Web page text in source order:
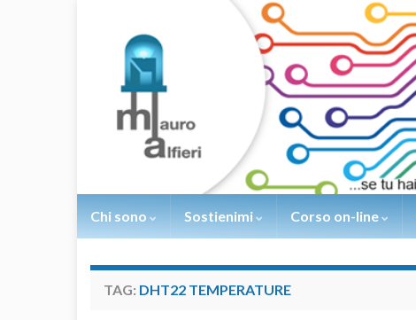
Chi sono Sostienimi Corso on-line
TAG: DHT22 TEMPERATURE